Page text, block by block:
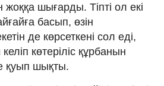
жоққа шығарды. Тіпті ол екі
басып, өзін
де көрсеткені сол еді,
көтеріліс құрбанын
қуып шықты.